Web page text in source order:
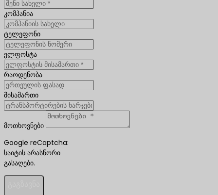
კომპანია
ტელეფონი
ელფოსტა
რაოდენობა
მისამართი
მოთხოვნები
Google reCaptcha:
საიტის არასწორი
გასაღები.